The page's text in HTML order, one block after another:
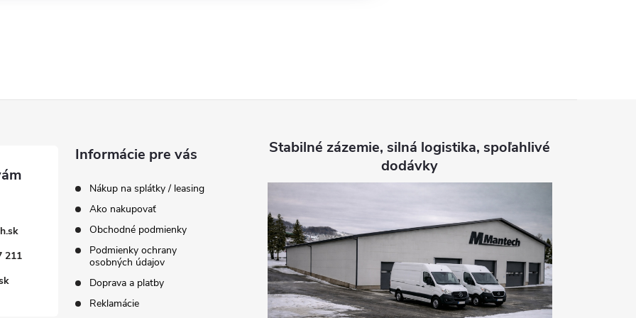
211
Informácie pre vás
Nákup na splátky / leasing
Ako nakupovať
Obchodné podmienky
Podmienky ochrany
osobných údajov
Doprava a platby
Reklamácie
Stabilné zázemie, silná logistika, spoľahlivé
dodávky